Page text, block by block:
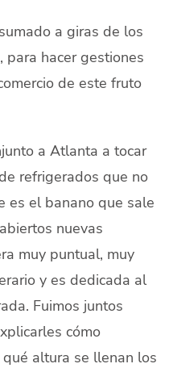
a giras de los
hacer gestiones
de este fruto
a Atlanta a tocar
refrigerados que no
es el banano que sale
nuevas
muy puntual, muy
y es dedicada al
Fuimos juntos
cómo
altura se llenan los